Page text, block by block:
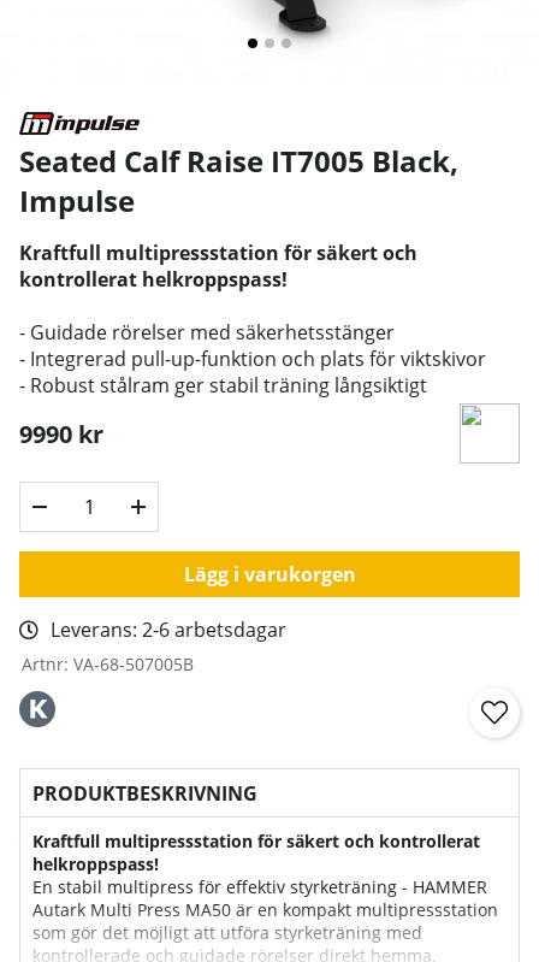
Seated Calf Raise IT7005 Black,
Impulse
Kraftfull multipressstation för säkert och
kontrollerat helkroppspass!
- Guidade rörelser med säkerhetsstänger
- Integrerad pull-up-funktion och plats för viktskivor
- Robust stålram ger stabil träning långsiktigt
9990 kr
Lägg i varukorgen
Leverans: 2-6 arbetsdagar
Artnr: VA-68-507005B
PRODUKTBESKRIVNING
Kraftfull multipressstation för säkert och kontrollerat
helkroppspass!
En stabil multipress för effektiv styrketräning - HAMMER
Autark Multi Press MA50 är en kompakt multipressstation
som gör det möjligt att utföra styrketräning med
kontrollerade och guidade rörelser direkt hemma.